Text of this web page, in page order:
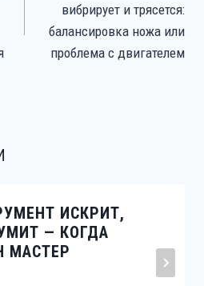
вибрирует и трясется:
балансировка ножа или
проблема с двигателем
ИСКРИТ,
— КОГДА
МАСТЕР